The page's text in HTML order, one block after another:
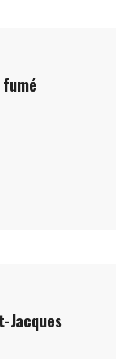
Jacques